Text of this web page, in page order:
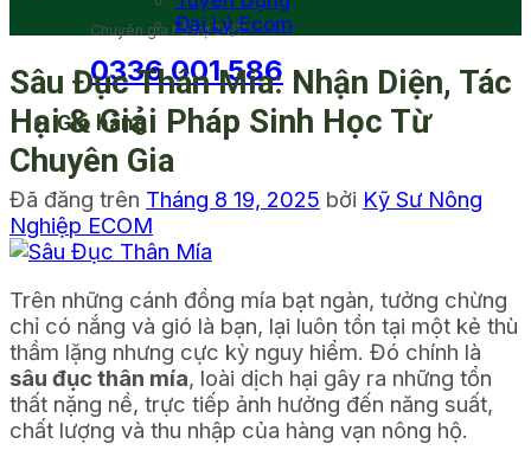
Chuyên gia hỗ trợ 24/7
0336 001 586
Giỏ hàng
Đại Lý Ecom
Sâu Đục Thân Mía: Nhận Diện, Tác
Hại & Giải Pháp Sinh Học Từ
Chuyên Gia
Đã đăng trên Tháng 8 19, 2025 bởi Kỹ Sư Nông
Nghiệp ECOM
Trên những cánh đồng mía bạt ngàn, tưởng chừng
chỉ có nắng và gió là bạn, lại luôn tồn tại một kẻ thù
thầm lặng nhưng cực kỳ nguy hiểm. Đó chính là
sâu đục thân mía, loài dịch hại gây ra những tổn
thất nặng nề, trực tiếp ảnh hưởng đến năng suất,
chất lượng và thu nhập của hàng vạn nông hộ.